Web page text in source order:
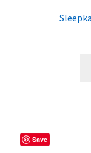
Save